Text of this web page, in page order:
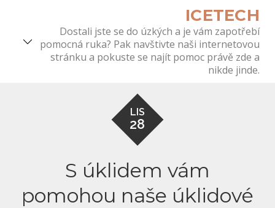
content
ICETECH
Dostali jste se do úzkých a je vám zapotřebí
pomocná ruka? Pak navštivte naši internetovou
stránku a pokuste se najít pomoc právě zde a
nikde jinde.
LIS
28
S úklidem vám
pomohou naše úklidové